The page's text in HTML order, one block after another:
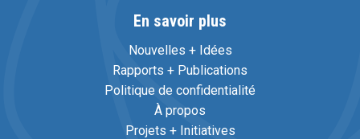
En savoir plus
Nouvelles + Idées
Rapports + Publications
Politique de confidentialité
À propos
Projets + Initiatives